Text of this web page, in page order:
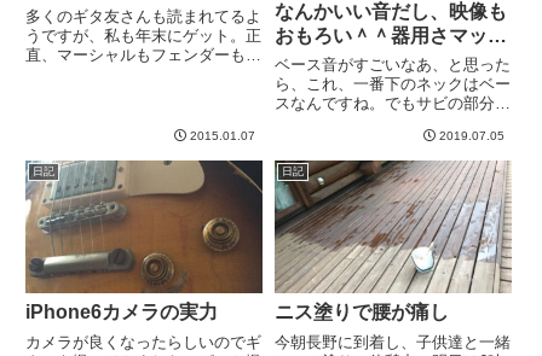
多くのギタ友さんも読まれてるよ
うですが、私も年末にゲット。正
直、マーシャルもフェンダーもそ
置いてあるやつだけなので、
2015.01.07
なんかいい音だし、映像も
おもろい＾＾器用さマック
ス。
ベース音がすごいなあ、と思った
ら、これ、一番下のネックはベー
スなんですね。でもサビの部分の
てるのか。ともかく、すごいで
す。はい、もうすごい。きっとこ
の人のチャンネルには他にすごい
のもあると思ってちょっとだけ見
た...
2019.07.05
日記
iPhone6カメラの実力
カメラが良くなったらしいのでギ
日記
ニス塗りで腰が痛し
今朝長野に到着し、子供達と一緒